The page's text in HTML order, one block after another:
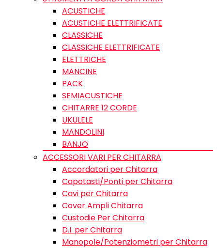
ACUSTICHE
ACUSTICHE ELETTRIFICATE
CLASSICHE
CLASSICHE ELETTRIFICATE
ELETTRICHE
MANCINE
PACK
SEMIACUSTICHE
CHITARRE 12 CORDE
UKULELE
MANDOLINI
BANJO
ACCESSORI VARI PER CHITARRA
Accordatori per Chitarra
Capotasti/Ponti per Chitarra
Cavi per Chitarra
Cover Ampli Chitarra
Custodie Per Chitarra
D.I. per Chitarra
Manopole/Potenziometri per Chitarra